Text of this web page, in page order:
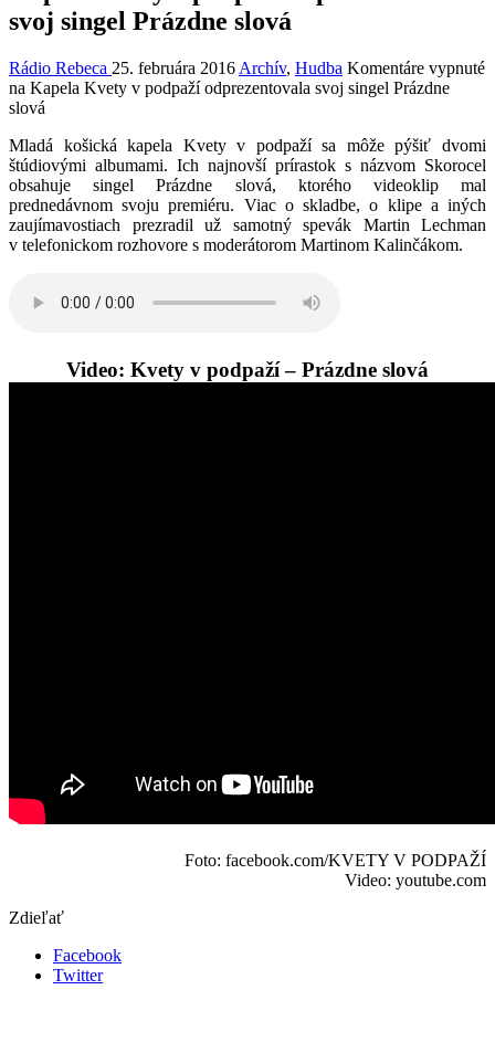
svoj singel Prázdne slová
Rádio Rebeca 25. februára 2016 Archív, Hudba Komentáre vypnuté
na Kapela Kvety v podpaží odprezentovala svoj singel Prázdne
slová
Mladá košická kapela Kvety v podpaží sa môže pýšiť dvomi
štúdiovými albumami. Ich najnovší prírastok s názvom Skorocel
obsahuje singel Prázdne slová, ktorého videoklip mal
prednedávnom svoju premiéru. Viac o skladbe, o klipe a iných
zaujímavostiach prezradil už samotný spevák Martin Lechman
v telefonickom rozhovore s moderátorom Martinom Kalinčákom.
Video: Kvety v podpaží – Prázdne slová
Foto: facebook.com/KVETY V PODPAŽÍ
Video: youtube.com
Zdieľať
Facebook
Twitter